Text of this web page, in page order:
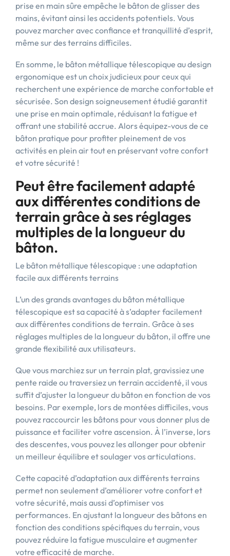
prise en main sûre empêche le bâton de glisser des
mains, évitant ainsi les accidents potentiels. Vous
pouvez marcher avec confiance et tranquillité d’esprit,
même sur des terrains difficiles.
En somme, le bâton métallique télescopique au design
ergonomique est un choix judicieux pour ceux qui
recherchent une expérience de marche confortable et
sécurisée. Son design soigneusement étudié garantit
une prise en main optimale, réduisant la fatigue et
offrant une stabilité accrue. Alors équipez-vous de ce
bâton pratique pour profiter pleinement de vos
activités en plein air tout en préservant votre confort
et votre sécurité !
Peut être facilement adapté
aux différentes conditions de
terrain grâce à ses réglages
multiples de la longueur du
bâton.
Le bâton métallique télescopique : une adaptation
facile aux différents terrains
L’un des grands avantages du bâton métallique
télescopique est sa capacité à s’adapter facilement
aux différentes conditions de terrain. Grâce à ses
réglages multiples de la longueur du bâton, il offre une
grande flexibilité aux utilisateurs.
Que vous marchiez sur un terrain plat, gravissiez une
pente raide ou traversiez un terrain accidenté, il vous
suffit d’ajuster la longueur du bâton en fonction de vos
besoins. Par exemple, lors de montées difficiles, vous
pouvez raccourcir les bâtons pour vous donner plus de
puissance et faciliter votre ascension. À l’inverse, lors
des descentes, vous pouvez les allonger pour obtenir
un meilleur équilibre et soulager vos articulations.
Cette capacité d’adaptation aux différents terrains
permet non seulement d’améliorer votre confort et
votre sécurité, mais aussi d’optimiser vos
performances. En ajustant la longueur des bâtons en
fonction des conditions spécifiques du terrain, vous
pouvez réduire la fatigue musculaire et augmenter
votre efficacité de marche.